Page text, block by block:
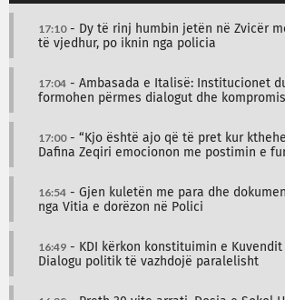
17:10- Dy të rinj humbin jetën në Zvicër
të vjedhur, po iknin nga policia
17:04 - Ambasada e Italisë: Institucionet
formohen përmes dialogut dhe
17:00- “Kjo është ajo që të pret kur
Dafina Zeqiri emocionon me postimin e
16:54 - Gjen kuletën me para dhe
nga Vitia e dorëzon në Polici
16:49 - KDI kërkon konstituimin e
Dialogu politik të vazhdojë paralelisht